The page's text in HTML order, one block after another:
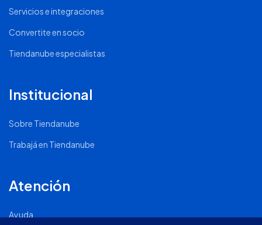
Servicios e integraciones
Convertite en socio
Tiendanube especialistas
Institucional
Sobre Tiendanube
Trabajá en Tiendanube
Atención
Ayuda